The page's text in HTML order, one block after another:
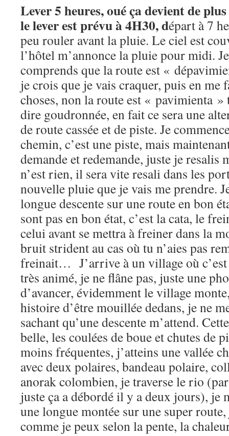
Lever 5 heures, oué ça devient de
le lever est prévu à 4H30, départ à 7
peu rouler avant la pluie. Le ciel est
l’hôtel m’annonce la pluie pour midi.
comprends que la route est «
je crois que je vais craquer, puis en me
choses, non la route est « pavimienta »
dire goudronnée, en fait ce sera une
de route cassée et de piste. Je
chemin, c’est une piste, mais
demande et redemande, juste je resalis
n’est rien, il sera vite resali dans les
nouvelle pluie que je vais me prendre.
longue descente sur une route en bon
sont pas en bon état, c’est la cata, le
celui avant se mettra à freiner dans la
bruit strident au cas où tu n’aies pas
freinait… J’arrive à un village où
très animé, je ne flâne pas, juste une
d’avancer, évidemment le village
histoire d’être mouillée dedans, je ne
sachant qu’une descente m’attend.
belle, les coulées de boue et chutes de
moins fréquentes, j’atteins une vallée
avec deux polaires, bandeau polaire,
anorak colombien, je traverse le rio
juste ça a débordé il y a deux jours), je
une longue montée sur une super
comme je peux selon la pente, la